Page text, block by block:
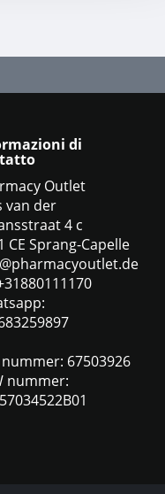
di
Outlet
van der
4 c
CE Sprang-Capelle
nummer: 67503926
nummer: